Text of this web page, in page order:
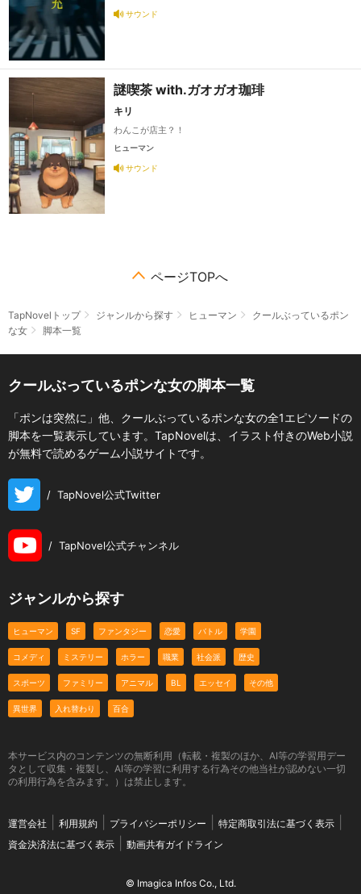
サウンド
謎喫茶 with.ガオガオ珈琲
キリ
わんこが店主？！
ヒューマン
サウンド
ページTOPへ
TapNovelトップ ジャンルから探す ヒューマン
クールぶっているポン
な女
脚本一覧
クールぶっているポンな女の脚本一覧
「ポンは突然に」他、クールぶっているポンな女の全1エピソードの
脚本を一覧表示しています。TapNovelは、イラスト付きのWeb小説
が無料で読めるゲーム小説サイトです。
/ TapNovel公式Twitter
/ TapNovel公式チャンネル
ジャンルから探す
ヒューマン SF ファンタジー 恋愛 バトル 学園
コメディ ミステリー ホラー 職業 社会派 歴史
スポーツ ファミリー アニマル BL エッセイ その他
異世界 入れ替わり 百合
本サービス内のコンテンツの無断利用（転載・複製のほか、AI等の学習用デー
タとして収集・複製し、AI等の学習に利用する行為その他当社が認めない一切
の利用行為を含みます。）は禁止します。
運営会社 利用規約 プライバシーポリシー
特定商取引法に基づく表示
資金決済法に基づく表示
動画共有ガイドライン
© Imagica Infos Co., Ltd.